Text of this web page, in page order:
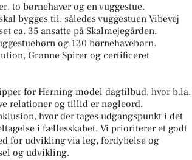
to børnehaver og en vuggestue.
bygges til, således vuggestuen Vibevej
ca. 35 ansatte på Skalmejegården.
og 130 børnehavebørn.
Grønne Spirer og certificeret
for Herning model dagtilbud, hvor b.la.
relationer og tillid er nøgleord.
hvor der tages udgangspunkt i det
i fællesskabet. Vi prioriterer et godt
for udvikling via leg, fordybelse og
og udvikling.